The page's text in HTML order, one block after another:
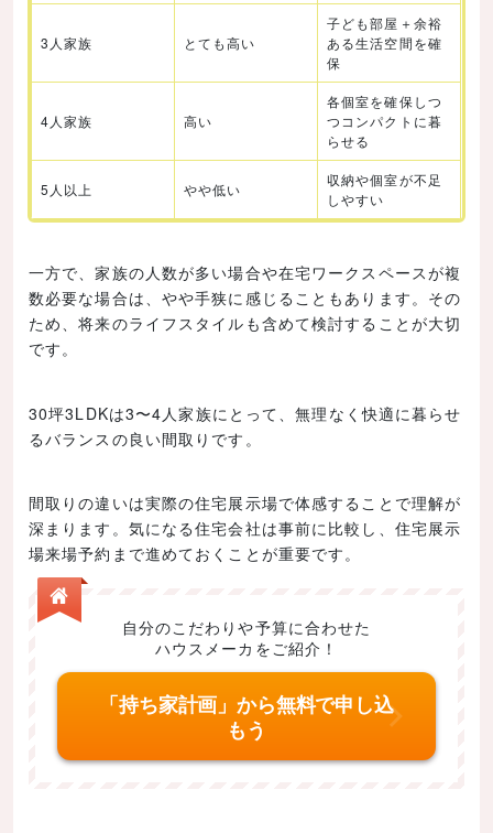
3人家族 とても高い
子ども部屋＋余裕
ある生活空間を確
保
4人家族 高い
各個室を確保しつ
つコンパクトに暮
らせる
5人以上 やや低い
収納や個室が不足
しやすい
一方で、家族の人数が多い場合や在宅ワークスペースが複
数必要な場合は、やや手狭に感じることもあります。その
ため、将来のライフスタイルも含めて検討することが大切
です。
30坪3LDKは3〜4人家族にとって、無理なく快適に暮らせ
るバランスの良い間取りです。
間取りの違いは実際の住宅展示場で体感することで理解が
深まります。気になる住宅会社は事前に比較し、住宅展示
場来場予約まで進めておくことが重要です。
自分のこだわりや予算に合わせた
ハウスメーカをご紹介！
「持ち家計画」から無料で申し込
もう